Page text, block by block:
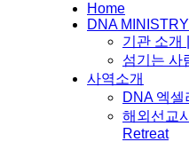
Home
DNA MINISTRY
기관 소개
섬기는 사
사역소개
DNA 엑
해외선교
Retreat